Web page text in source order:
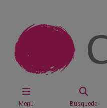
Menú Búsqueda